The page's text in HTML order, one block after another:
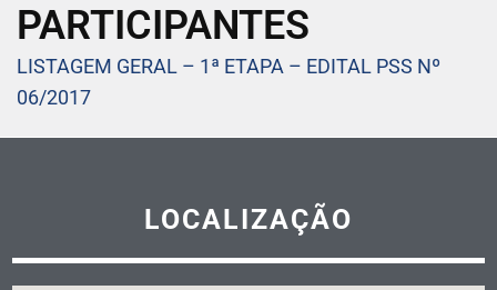
PARTICIPANTES
LISTAGEM GERAL – 1ª ETAPA – EDITAL PSS Nº
06/2017
LOCALIZAÇÃO